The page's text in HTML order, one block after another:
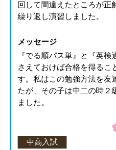
回して間違えたところが正
繰り返し演習しました。
メッセージ
『でる順パス単』と『英
さえておけば合格を得るこ
す。私はこの勉強方法を友
たが、その子は中二の時２
ました。
中高入試